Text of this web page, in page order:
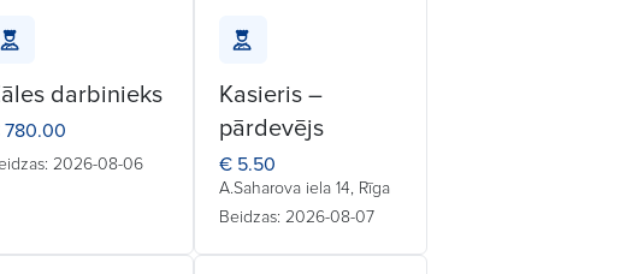
darbinieks
2026-08-06
Kasieris –
pārdevējs
€ 5.50
A.Saharova iela 14, Rīga
Beidzas: 2026-08-07